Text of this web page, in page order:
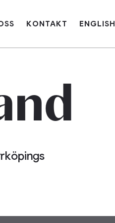
KONTAKT ENGLISH